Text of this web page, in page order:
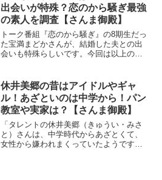
出会いが特殊？恋のから騒ぎ最強
の素人を調査【さんま御殿】
トーク番組『恋のから騒ぎ』の8期生だっ
た宝満まどかさんが、結婚した夫との出
会いも特殊らしいです。今回は以上の点
休井美郷の昔はアイドルやギャ
ル！あざといのは中学から！パン
教室や実家は？【さんま御殿】
「タレントの休井美郷（きゅうい・みさ
と）さんは、中学時代からあざとくて、
女性から嫌われまくっていたようです。